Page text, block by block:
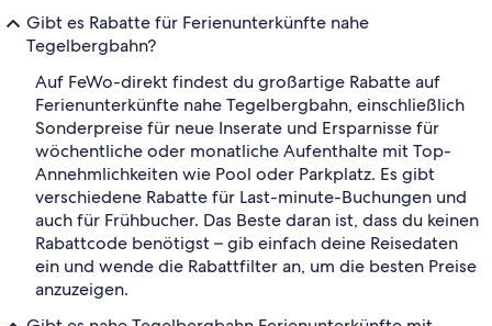
Gibt es Rabatte für Ferienunterkünfte nahe
Tegelbergbahn?
Auf FeWo-direkt findest du großartige Rabatte auf
Ferienunterkünfte nahe Tegelbergbahn, einschließlich
Sonderpreise für neue Inserate und Ersparnisse für
wöchentliche oder monatliche Aufenthalte mit Top-
Annehmlichkeiten wie Pool oder Parkplatz. Es gibt
verschiedene Rabatte für Last-minute-Buchungen und
auch für Frühbucher. Das Beste daran ist, dass du keinen
Rabattcode benötigst – gib einfach deine Reisedaten
ein und wende die Rabattfilter an, um die besten Preise
anzuzeigen.